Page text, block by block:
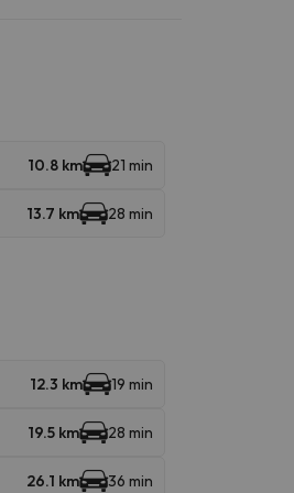
10.8 km 21 min
13.7 km 28 min
12.3 km 19 min
19.5 km 28 min
26.1 km 36 min